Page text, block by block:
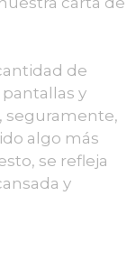
de
y
seguramente,
algo más
se refleja
y